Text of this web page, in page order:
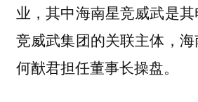
业，其中海南星竞威武是
竞威武集团的关联主体，
何猷君担任董事长操盘。